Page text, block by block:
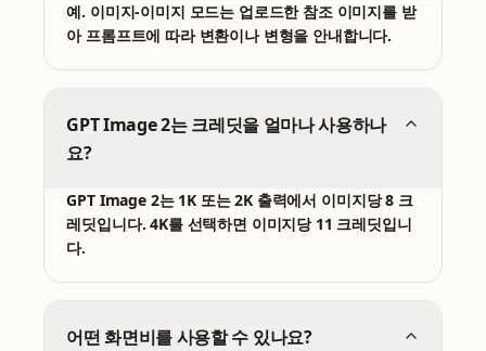
예. 이미지-이미지 모드는 업로드한 참조 이미지를 받
아 프롬프트에 따라 변환이나 변형을 안내합니다.
GPT Image 2는 크레딧을 얼마나 사용하나
요?
GPT Image 2는 1K 또는 2K 출력에서 이미지당 8 크
레딧입니다. 4K를 선택하면 이미지당 11 크레딧입니
다.
어떤 화면비를 사용할 수 있나요?